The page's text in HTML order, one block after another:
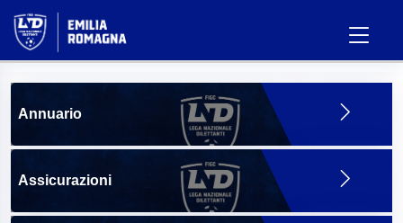
Annuario
Assicurazioni